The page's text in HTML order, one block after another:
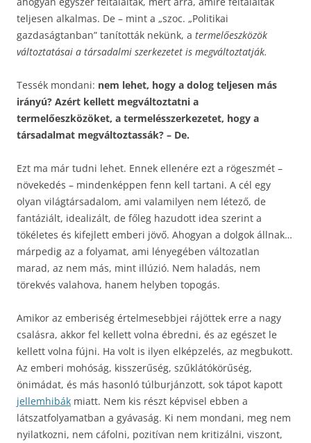
teljesen alkalmas. De – mint a „szoc. „Politikai
gazdaságtanban” tanították nekünk, a termelőeszközök
változtatásai a társadalmi szerkezetet is megváltoztatják.
Tessék mondani: nem lehet, hogy a dolog teljesen más
irányú? Azért kellett megváltoztatni a
termelőeszközöket, a termelésszerkezetet, hogy a
társadalmat megváltoztassák? – De.
Ezt ma már tudni lehet. Ennek ellenére ezt a rögeszmét –
növekedés – mindenképpen fenn kell tartani. A cél egy
olyan világtársadalom, ami valamilyen nem létező, de
fantáziált, idealizált, de főleg hazudott idea szerint a
tökéletes és kifejlett emberi jövő. Ahogyan a dolgok állnak…
márpedig az a folyamat, ami lényegében változatlan
marad, az nem más, mint illúzió. Nem haladás, nem
törekvés valahova, hanem helyben topogás.
Amikor az emberiség értelmesebbjei rájöttek erre a nagy
csalásra, akkor fel kellett volna ébredni, és az egészet le
kellett volna fújni. Ha volt is ilyen elképzelés, az megbukott.
Az emberi mohóság, kisszerűség, szűklátókörűség,
önimádat, és más hasonló túlburjánzott, sok tápot kapott
jellemhibák miatt. Nem kis részt képvisel ebben a
látszatfolyamatban a gyávaság. Ki nem mondani, meg nem
nyilatkozni, nem cáfolni, pozitívan nem kritizálni, viszont,